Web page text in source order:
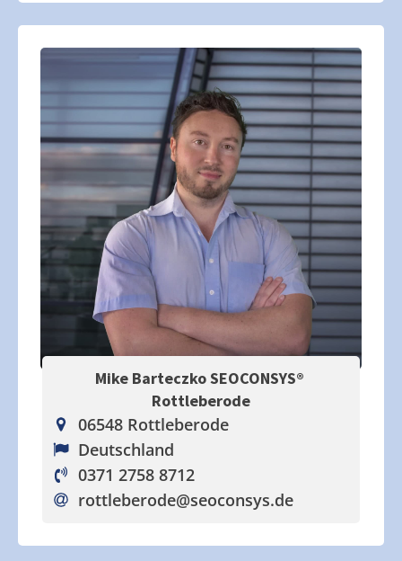
Mike Barteczko SEOCONSYS®
Rottleberode
06548 Rottleberode
Deutschland
0371 2758 8712
rottleberode@seoconsys.de